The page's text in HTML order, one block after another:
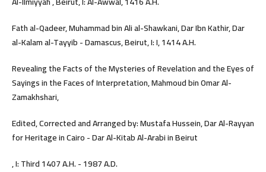
Fath al-Qadeer, Muhammad bin Ali al-Shawkani, Dar Ibn Kathir, Dar
al-Kalam al-Tayyib - Damascus, Beirut, I: I, 1414 A.H.
Revealing the Facts of the Mysteries of Revelation and the Eyes of
Sayings in the Faces of Interpretation, Mahmoud bin Omar Al-
Zamakhshari,
Edited, Corrected and Arranged by: Mustafa Hussein, Dar Al-Rayyan
for Heritage in Cairo - Dar Al-Kitab Al-Arabi in Beirut
, I: Third 1407 A.H. - 1987 A.D.